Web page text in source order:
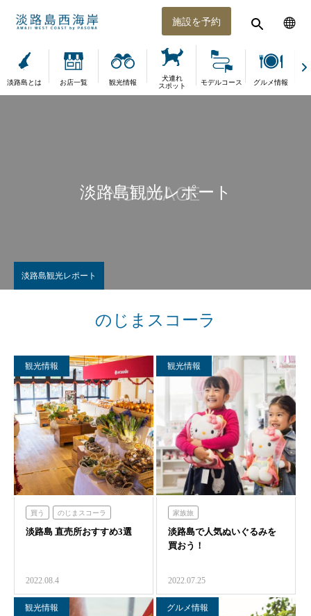
施設を予約
淡路島とは お店一覧 観光情報
犬連れ
スポット
モデルコース グルメ情報
淡路島観光レポート
淡路島観光レポート
のじまスコーラ
観光情報
買う のじまスコーラ
農家レストラン「陽・燦燦」
淡路島 直売所おすすめ3選
2022.08.4
観光情報
家族旅
ハローキティスマイル
ハローキティショーボックス
淡路島で人気ぬいぐるみを
買おう！
2022.07.25
観光情報 グルメ情報